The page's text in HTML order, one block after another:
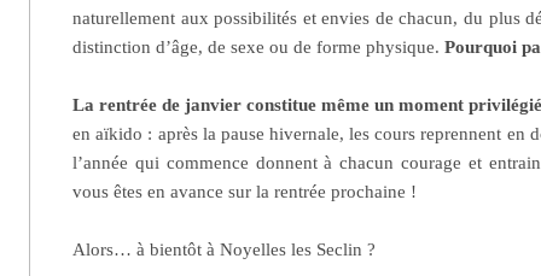
naturellement aux possibilités et envies de chacun, du plus
distinction d’âge, de sexe ou de forme physique.Pourquoi
La rentrée de janvier constitue même un moment
en aïkido : après la pause hivernale, les cours reprennent en
l’année qui commence donnent à chacun courage et
vous êtes en avance sur la rentrée prochaine !
Alors… à bientôt à Noyelles les Seclin ?